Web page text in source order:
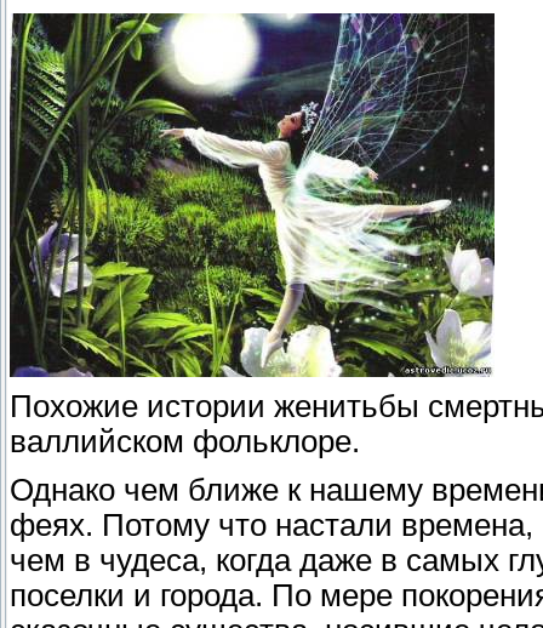
Похожие истории женитьбы
валлийском фольклоре.
Однако чем ближе к нашему
феях. Потому что настали времена,
чем в чудеса, когда даже в самых
поселки и города. По мере